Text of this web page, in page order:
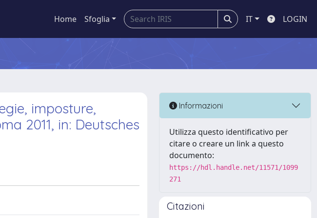
Home Sfoglia IT LOGIN
imposture,
2011, in: Deutsches
Informazioni
Utilizza questo identificativo per
citare o creare un link a questo
documento:
https://hdl.handle.net/11571/1099
271
Citazioni